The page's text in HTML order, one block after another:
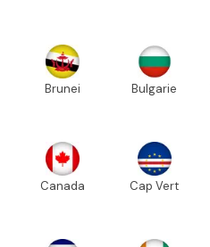
Brunei Bulgarie
Canada Cap Vert